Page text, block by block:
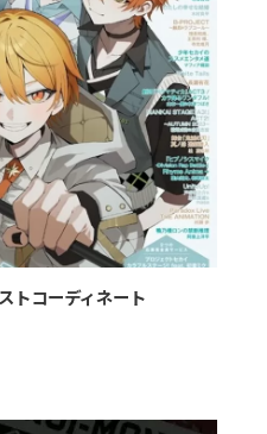
トコーディネート